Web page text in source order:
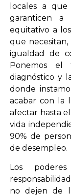
locales a
garanticen a
equitativo a
que necesitan,
igualdad de
Ponemos
diagnóstico y
donde
acabar con la
afectar hasta
vida
90% de
de desempleo.
Los
no dejen de